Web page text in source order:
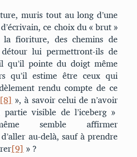
muris tout au long d’une
ce choix du « brut »
fioriture, des chemins de
lui permettront-ils de
qu’il pointe du doigt même
qu’il estime être ceux qui
rendu compte de ce
[8]», à savoir celui de n’avoir
visible de l’iceberg »
semble affirmer
au-delà, sauf à prendre
[9]» ?